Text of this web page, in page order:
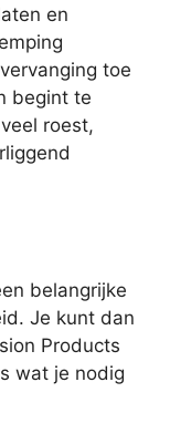
en
toe
begint te
roest,
belangrijke
Je kunt dan
Products
wat je nodig